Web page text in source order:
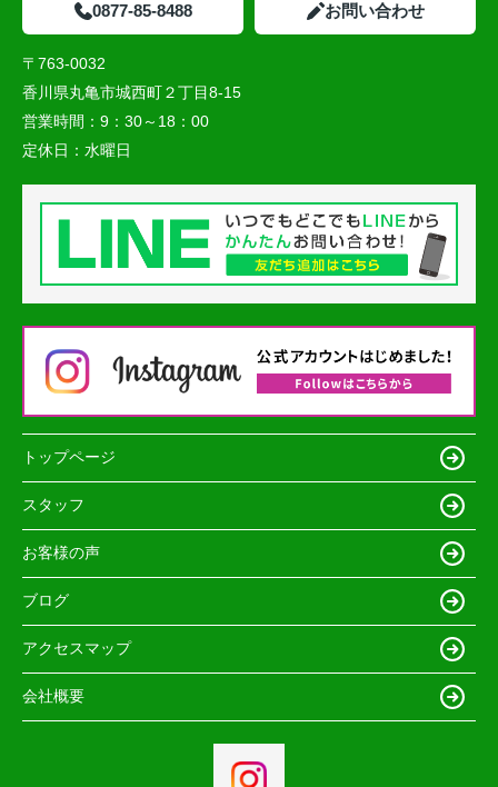
0877-85-8488 お問い合わせ
〒763-0032
香川県丸亀市城西町２丁目8-15
営業時間： 9：30～18：00
定休日： 水曜日
トップページ
スタッフ
お客様の声
ブログ
アクセスマップ
会社概要